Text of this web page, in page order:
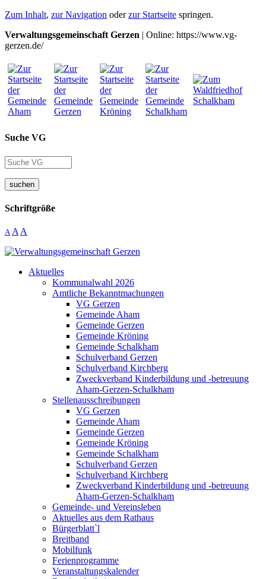
Zum Inhalt, zur Navigation oderzur Startseite springen.
Verwaltungsgemeinschaft Gerzen | Online: https://www.vg-
gerzen.de/
Suche VG
suchen
Schriftgröße
A A A
Aktuelles
Kommunalwahl 2026
Amtliche Bekanntmachungen
VG Gerzen
Gemeinde Aham
Gemeinde Gerzen
Gemeinde Kröning
Gemeinde Schalkham
Schulverband Gerzen
Schulverband Kirchberg
Zweckverband Kinderbildung und -betreuung
Aham-Gerzen-Schalkham
Stellenausschreibungen
VG Gerzen
Gemeinde Aham
Gemeinde Gerzen
Gemeinde Kröning
Gemeinde Schalkham
Schulverband Gerzen
Schulverband Kirchberg
Zweckverband Kinderbildung und -betreuung
Aham-Gerzen-Schalkham
Gemeinde- und Vereinsleben
Aktuelles aus dem Rathaus
Bürgerblatt`l
Breitband
Mobilfunk
Ferienprogramme
Veranstaltungskalender